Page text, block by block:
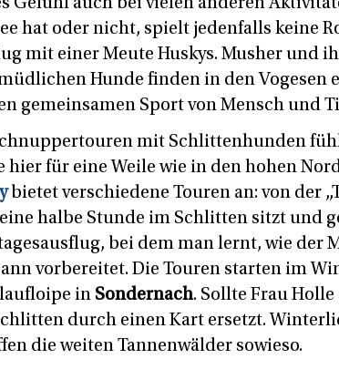
hat oder nicht, spielt jedenfalls keine
mit einer Meute Huskys. Musher und
Hunde finden in den Vogesen
gemeinsamen Sport von Mensch und
mit Schlittenhunden
hier für eine Weile wie in den hohen
bietet verschiedene Touren an: von der
halbe Stunde im Schlitten sitzt und
bei dem man lernt, wie der
vorbereitet. Die Touren starten im
in Sondernach. Sollte Frau
durch einen Kart ersetzt.
die weiten Tannenwälder sowieso.